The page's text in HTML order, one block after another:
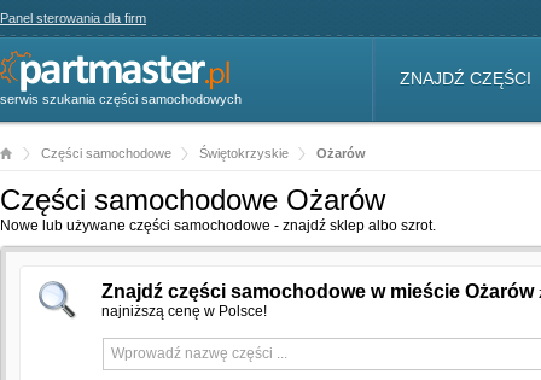
Panel sterowania dla firm
serwis szukania części samochodowych
ZNAJDŹ CZĘŚCI
Części samochodowe Świętokrzyskie Ożarów
Części samochodowe Ożarów
Nowe lub używane części samochodowe - znajdź sklep albo szrot.
Znajdź części samochodowe w mieście Ożarów
najniższą cenę w Polsce!